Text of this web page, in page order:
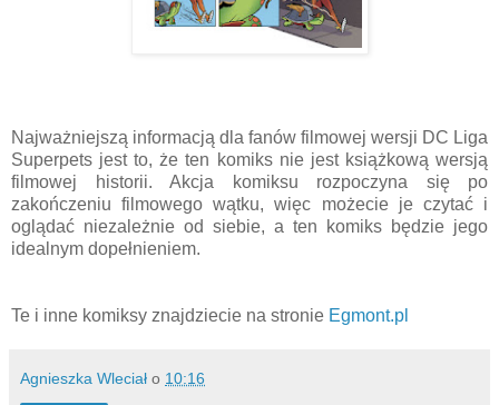
Najważniejszą informacją dla fanów filmowej wersji DC Liga
Superpets jest to, że ten komiks nie jest książkową wersją
filmowej historii. Akcja komiksu rozpoczyna się po
zakończeniu filmowego wątku, więc możecie je czytać i
oglądać niezależnie od siebie, a ten komiks będzie jego
idealnym dopełnieniem.
Te i inne komiksy znajdziecie na stronie Egmont.pl
Agnieszka Wleciał o 10:16